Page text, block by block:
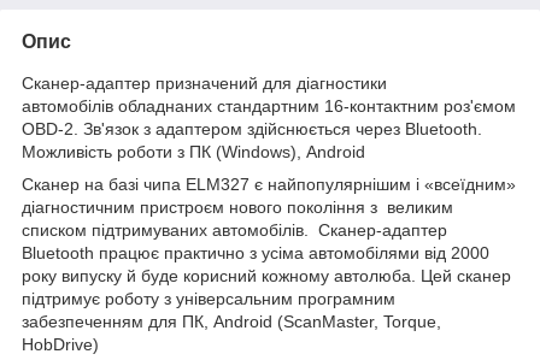
Опис
Сканер-адаптер призначений для діагностики
автомобілів обладнаних стандартним 16-контактним роз'ємом
OBD-2. Зв'язок з адаптером здійснюється через Bluetooth.
Можливість роботи з ПК (Windows), Android
Сканер на базі чипа ELM327 є найпопулярнішим і «всеїдним»
діагностичним пристроєм нового покоління з великим
списком підтримуваних автомобілів. Сканер-адаптер
Bluetooth працює практично з усіма автомобілями від 2000
року випуску й буде корисний кожному автолюба. Цей сканер
підтримує роботу з універсальним програмним
забезпеченням для ПК, Android (ScanMaster, Torque,
HobDrive)